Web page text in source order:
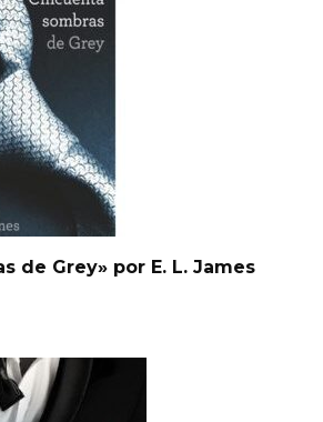
de Grey» por E. L. James